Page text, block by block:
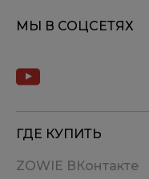
МЫ В СОЦСЕТЯХ
ГДЕ КУПИТЬ
ZOWIE ВКонтакте